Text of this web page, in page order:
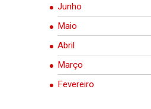
Junho
Maio
Abril
Março
Fevereiro